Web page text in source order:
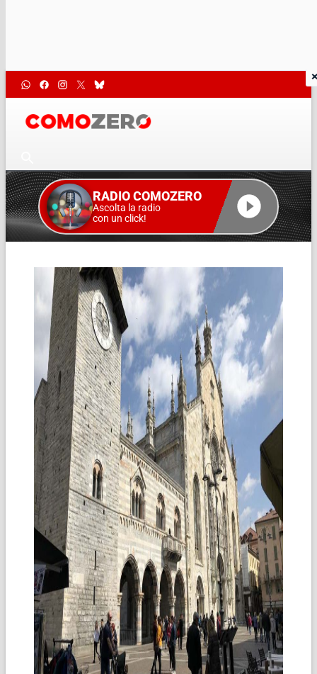
RADIO COMOZERO
Ascolta la radio
con un click!